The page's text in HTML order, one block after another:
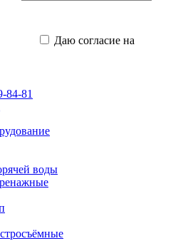
Даю согласие на
84-81
воды